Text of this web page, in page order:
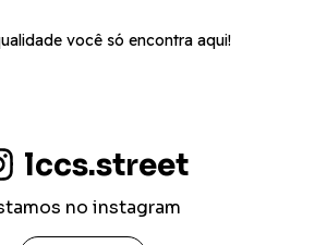
você só encontra aqui!
lccs.street
no instagram